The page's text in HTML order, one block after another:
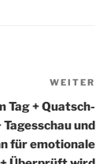
WEITER
Tag + Quatsch-
und
für emotionale